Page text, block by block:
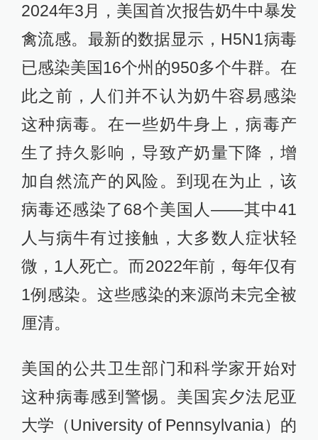
2024年3月，美国首次报告奶牛中暴发
禽流感。最新的数据显示，H5N1病毒
已感染美国16个州的950多个牛群。在
此之前，人们并不认为奶牛容易感染
这种病毒。在一些奶牛身上，病毒产
生了持久影响，导致产奶量下降，增
加自然流产的风险。到现在为止，该
病毒还感染了68个美国人——其中41
人与病牛有过接触，大多数人症状轻
微，1人死亡。而2022年前，每年仅有
1例感染。这些感染的来源尚未完全被
厘清。
美国的公共卫生部门和科学家开始对
这种病毒感到警惕。美国宾夕法尼亚
大学（University of Pennsylvania）的